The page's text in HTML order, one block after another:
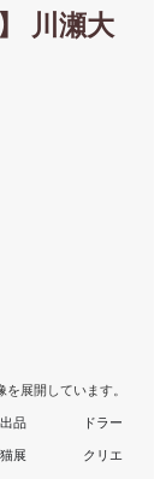
川瀬大
展開しています。
品 　　　　ドラー
展 　　　　クリエ